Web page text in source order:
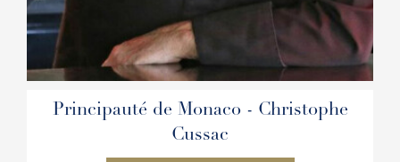
Principauté de Monaco - Christophe
Cussac